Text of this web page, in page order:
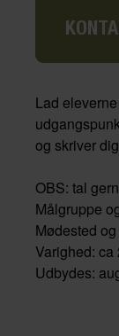
Lad
og skriver
OBS: tal
Målgruppe
Mødested
Varighed: ca
Udbydes: